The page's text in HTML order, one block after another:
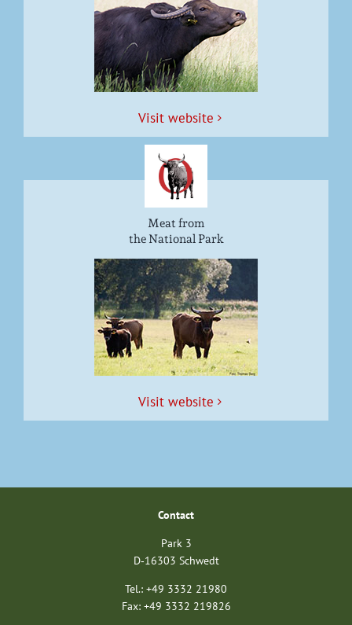
Vis­it website
Meat from
the National Park
Vis­it website
Con­tact
Park 3
D‑16303 Schwedt
Tel.: +49 3332 21980
Fax: +49 3332 219826